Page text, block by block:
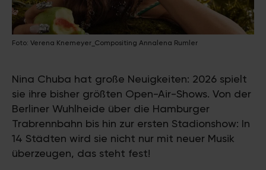
Foto: Verena Knemeyer_Compositing Annalena Rumler
Nina Chuba hat große Neuigkeiten: 2026 spielt
sie ihre bisher größten Open-Air-Shows. Von der
Berliner Wuhlheide über die Hamburger
Trabrennbahn bis hin zur ersten Stadionshow: In
14 Städten wird sie nicht nur mit neuer Musik
überzeugen, das steht fest!